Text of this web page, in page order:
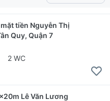
tiền Nguyễn Thị
Quy, Quận 7
2 WC
Lê Văn Lương